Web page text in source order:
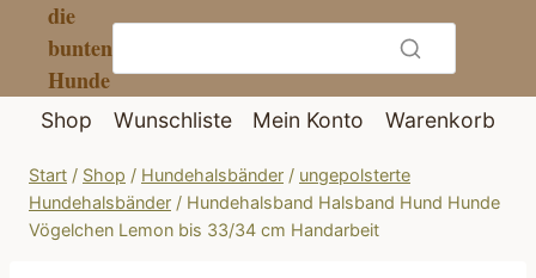
Inhalt
springen
die
bunten
Hunde
Shop Wunschliste Mein Konto Warenkorb
Start / Shop / Hundehalsbänder / ungepolsterte
Hundehalsbänder / Hundehalsband Halsband Hund Hunde
Vögelchen Lemon bis 33/34 cm Handarbeit